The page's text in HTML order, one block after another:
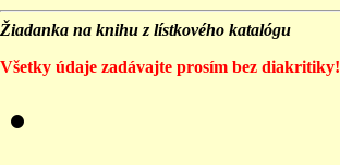
Žiadanka na knihu z lístkového katalógu
Všetky údaje zadávajte prosím bez diakritiky!